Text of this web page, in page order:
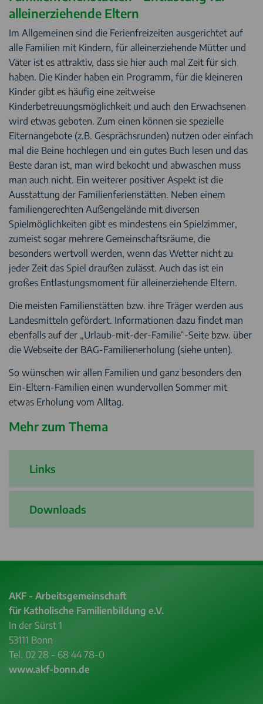
alleinerziehende Eltern
Im Allgemeinen sind die Ferienfreizeiten ausgerichtet auf
alle Familien mit Kindern, für alleinerziehende Mütter und
Väter ist es attraktiv, dass sie hier auch mal Zeit für sich
haben. Die Kinder haben ein Programm, für die kleineren
Kinder gibt es häufig eine zeitweise
Kinderbetreuungsmöglichkeit und auch den Erwachsenen
wird etwas geboten. Zum einen können sie spezielle
Elternangebote (z.B. Gesprächsrunden) nutzen oder einfach
mal die Beine hochlegen und ein gutes Buch lesen und das
Beste daran ist, man wird bekocht und abwaschen muss
man auch nicht. Ein weiterer positiver Aspekt ist die
Ausstattung der Familienferienstätten. Neben einem
familiengerechten Außengelände mit diversen
Spielmöglichkeiten gibt es mindestens ein Spielzimmer,
zumeist sogar mehrere Gemeinschaftsräume, die
besonders wertvoll werden, wenn das Wetter nicht zu
jeder Zeit das Spiel draußen zulässt. Auch das ist ein
großes Entlastungsmoment für alleinerziehende Eltern.
Die meisten Familienstätten bzw. ihre Träger werden aus
Landesmitteln gefördert. Informationen dazu findet man
ebenfalls auf der „Urlaub-mit-der-Familie“-Seite bzw. über
die Webseite der BAG-Familienerholung (siehe unten).
So wünschen wir allen Familien und ganz besonders den
Ein-Eltern-Familien einen wundervollen Sommer mit
etwas Erholung vom Alltag.
Mehr zum Thema
Links
Downloads
AKF - Arbeitsgemeinschaft
für Katholische Familienbildung e.V.
In der Sürst 1
53111 Bonn
Tel. 02 28 - 68 44 78-0
www.akf-bonn.de